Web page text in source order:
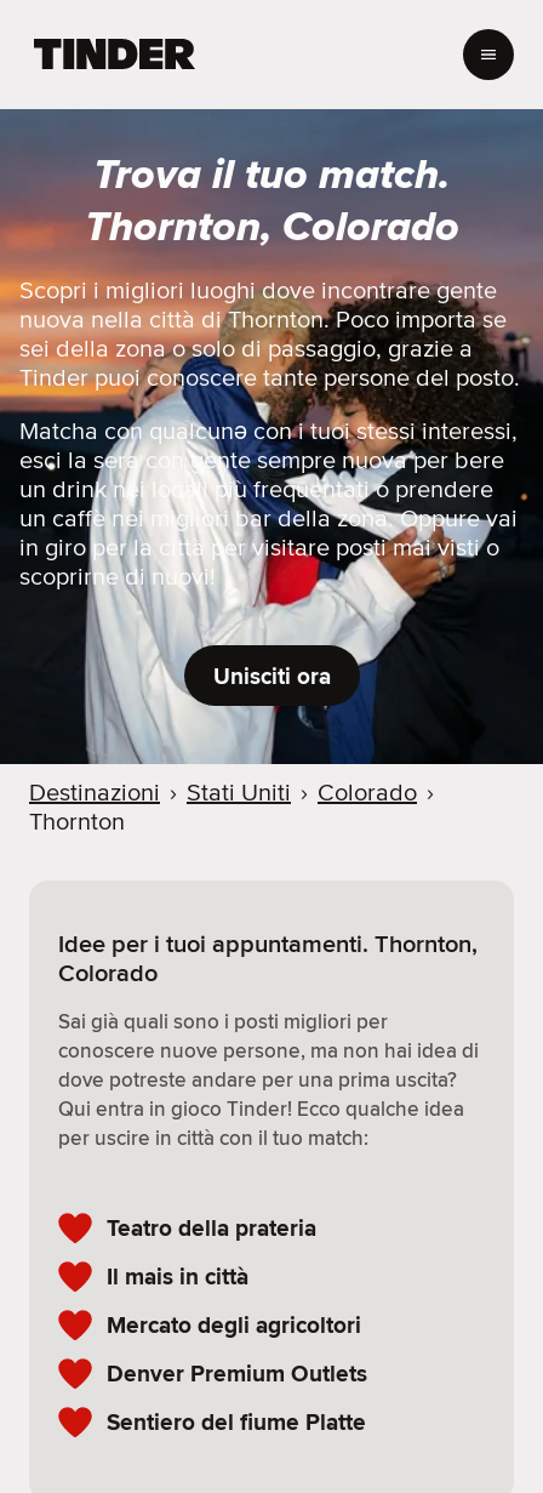
i
i
d
e
r
Trova il tuo match.
Thornton, Colorado
Scopri i migliori luoghi dove incontrare gente
nuova nella città di Thornton. Poco importa se
sei della zona o solo di passaggio, grazie a
Tinder puoi conoscere tante persone del posto.
Matcha con qualcunə con i tuoi stessi interessi,
esci la sera con gente sempre nuova per bere
un drink nei locali più frequentati o prendere
un caffè nei migliori bar della zona. Oppure vai
in giro per la città per visitare posti mai visti o
scoprirne di nuovi!
Unisciti ora
Destinazioni › Stati Uniti › Colorado ›
Thornton
Idee per i tuoi appuntamenti. Thornton,
Colorado
Sai già quali sono i posti migliori per
conoscere nuove persone, ma non hai idea di
dove potreste andare per una prima uscita?
Qui entra in gioco Tinder! Ecco qualche idea
per uscire in città con il tuo match:
Teatro della prateria
Il mais in città
Mercato degli agricoltori
Denver Premium Outlets
Sentiero del fiume Platte